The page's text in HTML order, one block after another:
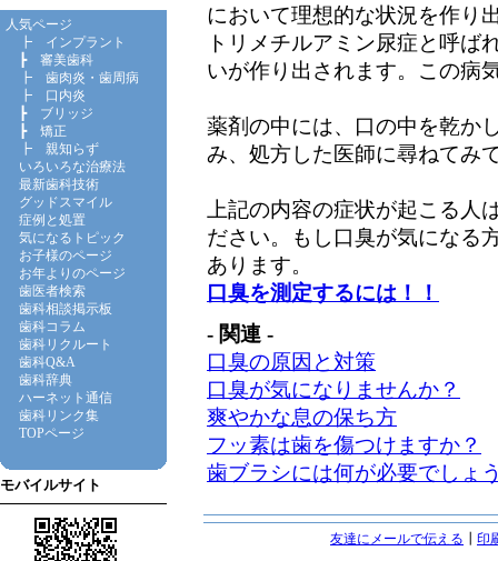
人気ページ
┣ インプラント
┣ 審美歯科
┣ 歯肉炎・歯周病
┣ 口内炎
┣ ブリッジ
┣ 矯正
┣ 親知らず
いろいろな治療法
最新歯科技術
グッドスマイル
症例と処置
気になるトピック
お子様のページ
お年よりのページ
歯医者検索
歯科相談掲示板
歯科コラム
歯科リクルート
歯科Q&A
歯科辞典
ハーネット通信
歯科リンク集
TOPページ
モバイルサイト
において理想的な状況を作り
トリメチルアミン尿症と呼ば
いが作り出されます。この病
薬剤の中には、口の中を乾か
み、処方した医師に尋ねてみ
上記の内容の症状が起こる
ださい。もし口臭が気になる
あります。
口臭を測定するには！！
- 関連 -
口臭の原因と対策
口臭が気になりませんか？
爽やかな息の保ち方
フッ素は歯を傷つけますか？
歯ブラシには何が必要でしょ
友達にメールで伝える 印